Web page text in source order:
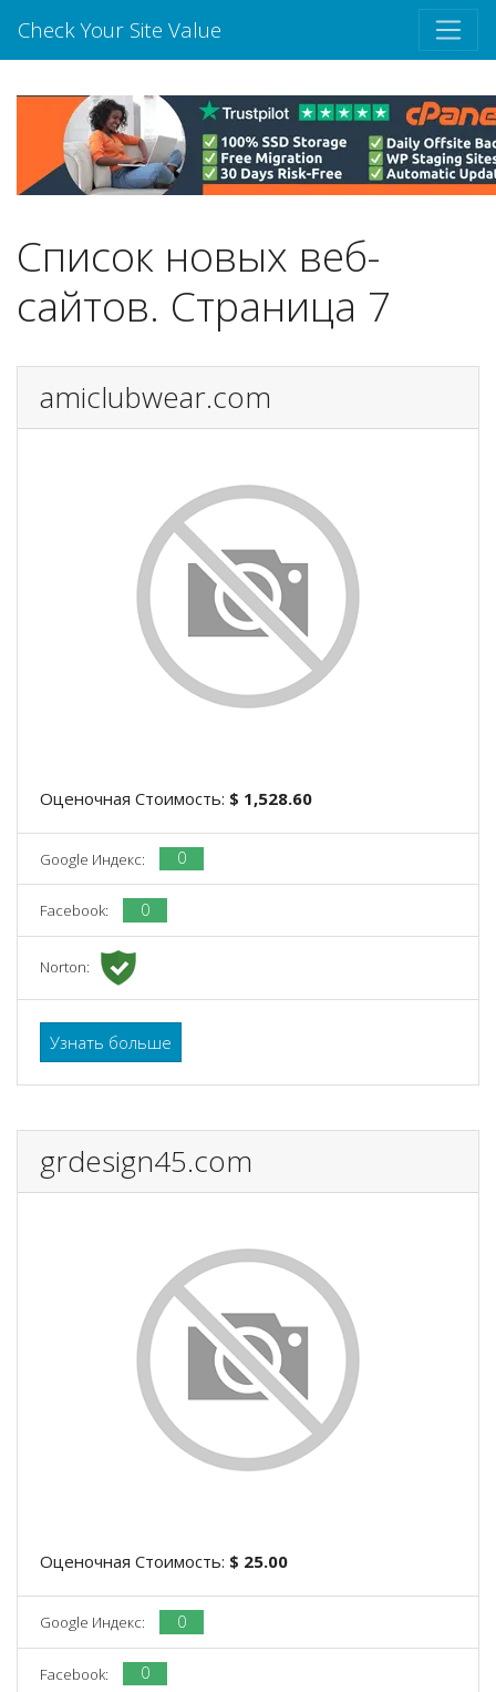
Check Your Site Value
Список новых веб-
сайтов. Страница 7
amiclubwear.com
Оценочная Стоимость: $ 1,528.60
Google Индекс: 0
Facebook: 0
Norton:
Узнать больше
grdesign45.com
Оценочная Стоимость: $ 25.00
Google Индекс: 0
Facebook: 0